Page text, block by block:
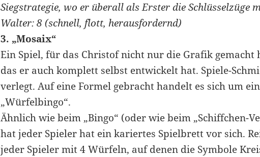
Siegstrategie, wo er überall als Erster die Schlüsselzüge
Walter: 8 (schnell, flott, herausfordernd)
3. „Mosaix“
Ein Spiel, für das Christof nicht nur die Grafik gemacht
das er auch komplett selbst entwickelt hat. Spiele-
verlegt. Auf eine Formel gebracht handelt es sich um
„Würfelbingo“.
Ähnlich wie beim „Bingo“ (oder wie beim „Schiffchen-
hat jeder Spieler hat ein kariertes Spielbrett vor sich.
jeder Spieler mit 4 Würfeln, auf denen die Symbole